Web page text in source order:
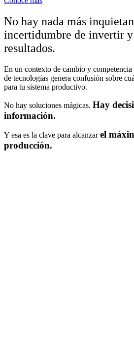
No hay nada más
incertidumbre de invertir
resultados.
En un contexto de cambio y competencia
de tecnologías genera confusión sobre
para tu sistema productivo.
No hay soluciones mágicas. Hay
información.
Y esa es la clave para alcanzarel
producción.